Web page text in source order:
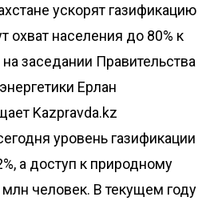
ускорят газификацию
охват населения до 80% к
заседании Правительства
Ерлан
Kazpravda.kz
уровень газификации
а доступ к природному
млн человек. В текущем году